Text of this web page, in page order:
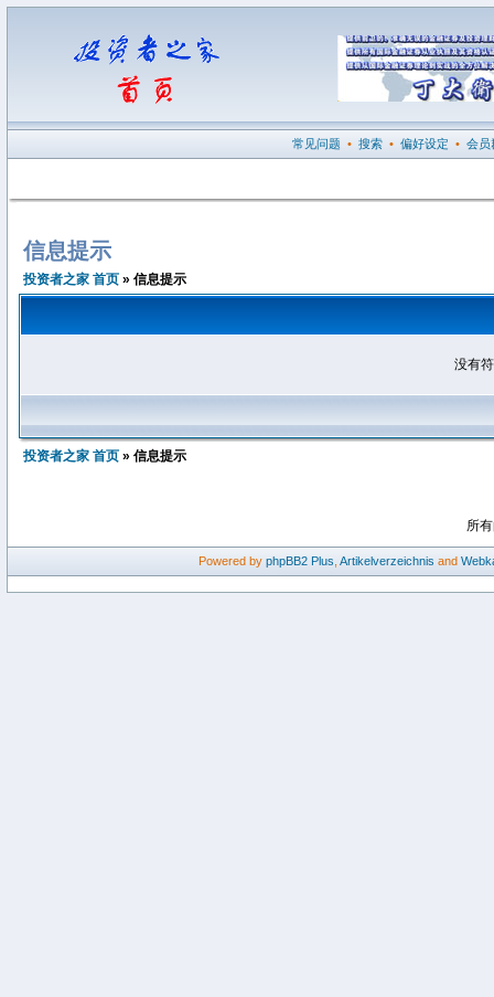
常见问题 • 搜索 • 偏好设定 • 会员
信息提示
投资者之家 首页 » 信息提示
没有
投资者之家 首页 » 信息提示
所
Powered by phpBB2 Plus Artikelverzeichnis and